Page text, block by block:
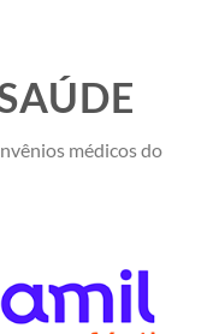
médicos do